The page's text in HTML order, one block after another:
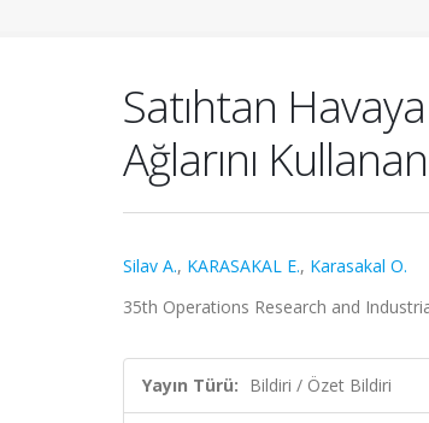
Satıhtan
Ağlarını
Silav A., KARASAKAL E., Karasakal O.
35th Operations Research and
Yayın Türü: Bildiri / Özet Bildiri